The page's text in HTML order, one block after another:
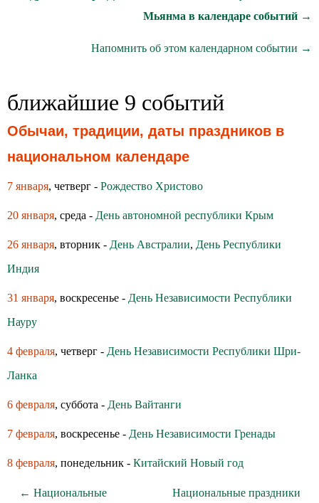
Мьянма в календаре событий →
Напомнить об этом календарном событии →
ближайшие 9 событий
Обычаи, традиции, даты праздников в
национальном календаре
7 января, четверг - Рождество Христово
20 января, среда - День автономной республики Крым
26 января, вторник - День Австралии, День Республики
Индия
31 января, воскресенье - День Независимости Республики
Науру
4 февраля, четверг - День Независимости Республики Шри-
Ланка
6 февраля, суббота - День Вайтанги
7 февраля, воскресенье - День Независимости Гренады
8 февраля, понедельник - Китайский Новый год
← Национальные
Национальные праздники